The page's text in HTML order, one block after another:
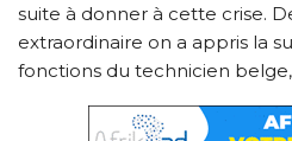
suite à donner à cette crise.
extraordinaire on a appris la
fonctions du technicien